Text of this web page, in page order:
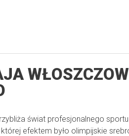
świat profesjonalnego
której efektem było olimpijskie